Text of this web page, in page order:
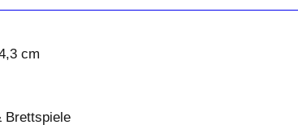
cm
Brettspiele